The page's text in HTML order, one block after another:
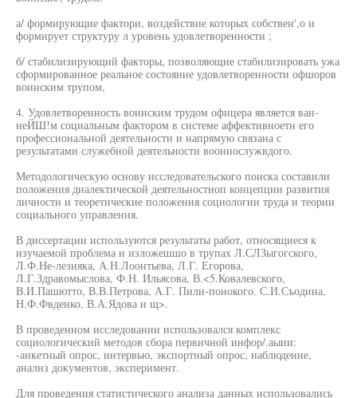
а/ формирующие фактори, воздействие которых собствен',о и
формирует структуру л уровень удовлетворенности ;
б/ стабилизирующий факторы, позволяющие стабилизировать ужа
сформированное реальное состояние удовлетворенности офшоров
воинским трупом,
4. Удовлетворенность воинским трудом офицера является ван-
неЙШ!м социальным фактором в системе аффективноетн его
профессиональной деятельности и напрямую связана с
результатами служебной деятельности вооннослужвдого.
Методологическую основу исследовательского поиска составили
положения диалектической деятельностноп концепции развития
личности и теоретические положения социологии труда и теории
социального управления.
В диссертации используются результаты работ, относящиеся к
изучаемой проблема и изложешшо в трупах Л.СЛЗыгогского,
Л.Ф.Не-лезняка, А.Н.Лоонтьева, Л.Г. Егорова,
Л.Г.Здравомыслова, Ф.Н. Ильясова, В.<5.Ковалевского,
В.И.Пашютто, В.В.Петрова, А.Г. Пили-понокого. С.И.Съодина,
Н.Ф.Фвденко, В.А.Ядова и щ>.
В проведенном исследовании использовался комплекс
социологический методов сбора первичной инфор/.аыии:
-анкетный опрос, интервью, экспортный опрос, наблюдение,
анализ документов, эксперимент.
Для проведения статистического анализа данных использовались